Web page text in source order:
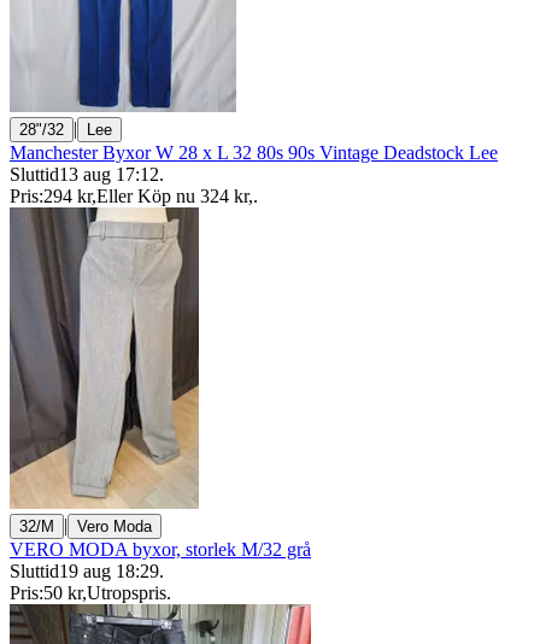
28"/32 | Lee
Manchester Byxor W 28 x L 32 80s 90s Vintage Deadstock Lee
Sluttid13 aug 17:12.
Pris:294 kr,Eller Köp nu 324 kr,.
32/M | Vero Moda
VERO MODA byxor, storlek M/32 grå
Sluttid19 aug 18:29.
Pris:50 kr,Utropspris.